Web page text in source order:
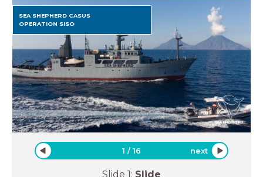
SEA SHEPHERD CASUS
OPERATION SISO
1 /16 next
Slide 1: Slide